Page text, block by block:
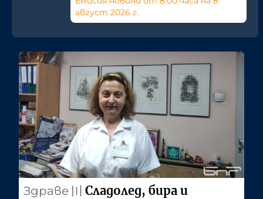
август 2026 г.
Здраве 〣 Сладолед, бира и